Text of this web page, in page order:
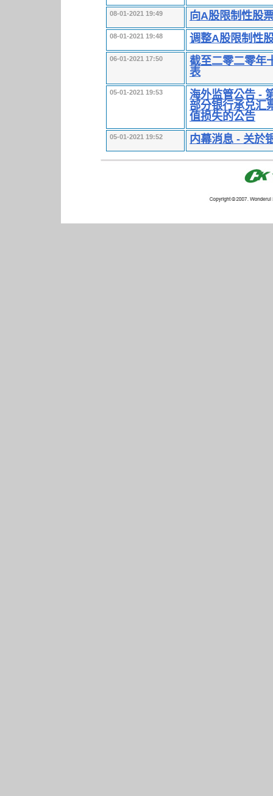
08-01-2021 19:49 向A股限制性股
08-01-2021 19:48 调整A股限制性
06-01-2021 17:50
截至二零二零年
表
05-01-2021 19:53
海外监管公告 -
部分银行承兑汇
值损失的公告
05-01-2021 19:52 内幕消息 - 关於